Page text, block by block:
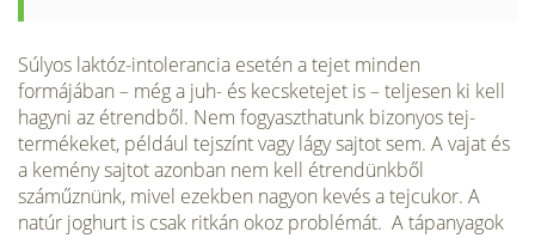
Súlyos laktóz-intolerancia ese­tén a tejet minden
formájában – még a juh- és kecsketejet is – telje­sen ki kell
hagyni az étrendből. Nem fogyaszthatunk bizonyos tej­
termékeket, például tejszínt vagy lágy sajtot sem. A vajat és
a ke­mény sajtot azonban nem kell ét­rendünkből
száműznünk, mivel ezekben nagyon kevés a tejcukor. A
natúr joghurt is csak ritkán okoz problémát. A tápanyagok